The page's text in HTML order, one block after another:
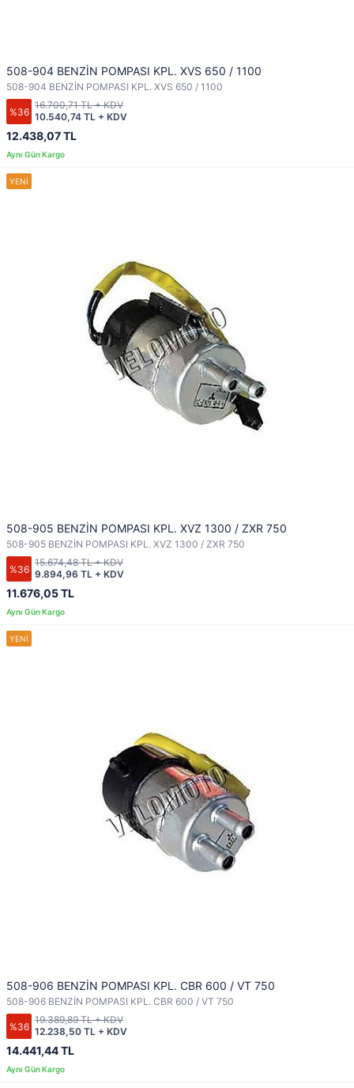
508-904 BENZİN POMPASI KPL. XVS 650 / 1100
508-904 BENZİN POMPASI KPL. XVS 650 / 1100
%36
12.438,07 TL
10.540,74 TL + KDV
16.700,71 TL + KDV
508-905 BENZİN POMPASI KPL. XVZ 1300 / ZXR 750
508-905 BENZİN POMPASI KPL. XVZ 1300 / ZXR 750
%36
11.676,05 TL
9.894,96 TL + KDV
15.674,48 TL + KDV
508-906 BENZİN POMPASI KPL. CBR 600 / VT 750
508-906 BENZİN POMPASI KPL. CBR 600 / VT 750
%36
14.441,44 TL
12.238,50 TL + KDV
19.389,89 TL + KDV